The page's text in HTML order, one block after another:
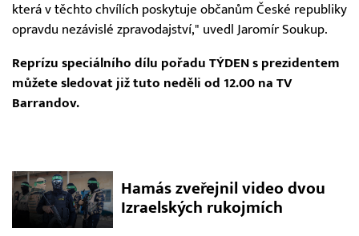
která v těchto chvílích poskytuje občanům České republiky
opravdu nezávislé zpravodajství," uvedl Jaromír Soukup.
Reprízu speciálního dílu pořadu TÝDEN s prezidentem
můžete sledovat již tuto neděli od 12.00 na TV
Barrandov.
Hamás zveřejnil video dvou
Izraelských rukojmích